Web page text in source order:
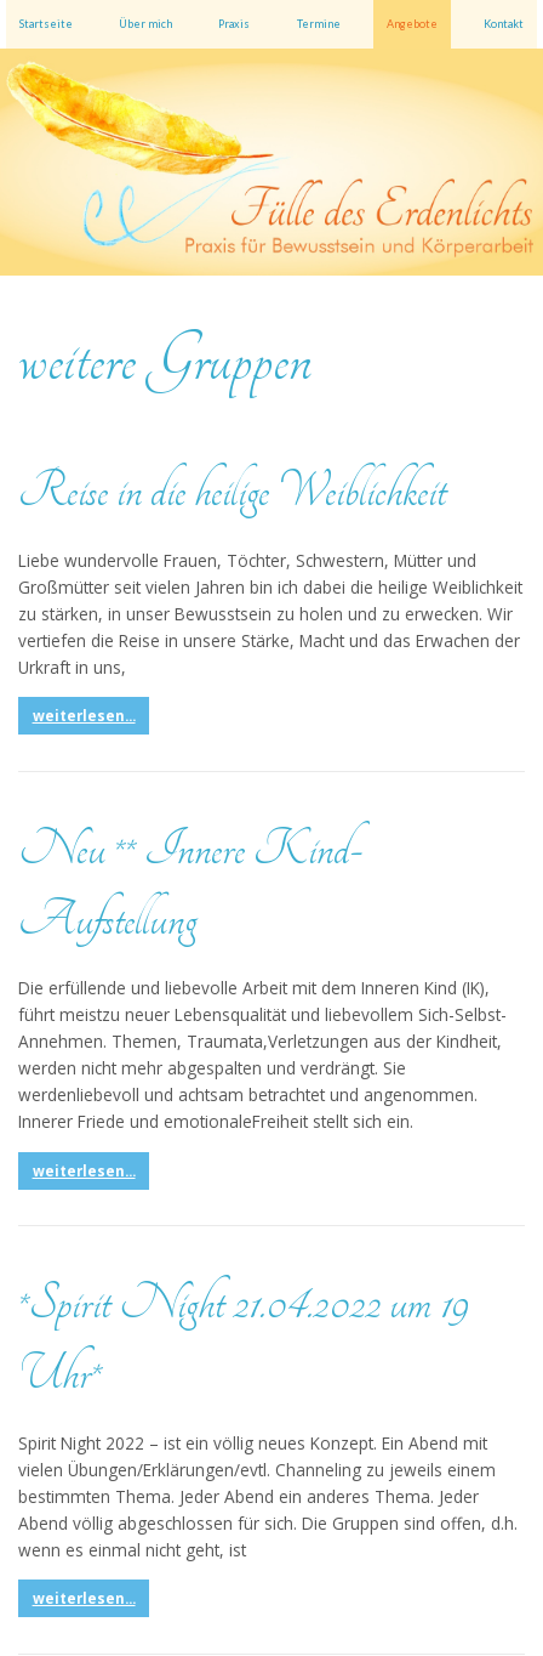
Startseite Über mich Praxis Termine Angebote Kontakt
weitere Gruppen
Reise in die heilige Weiblichkeit
Liebe wundervolle Frauen, Töchter, Schwestern, Mütter und
Großmütter seit vielen Jahren bin ich dabei die heilige Weiblichkeit
zu stärken, in unser Bewusstsein zu holen und zu erwecken. Wir
vertiefen die Reise in unsere Stärke, Macht und das Erwachen der
Urkraft in uns,
weiterlesen...
Neu ** Innere Kind-
Aufstellung
Die erfüllende und liebevolle Arbeit mit dem Inneren Kind (IK),
führt meistzu neuer Lebensqualität und liebevollem Sich-Selbst-
Annehmen. Themen, Traumata,Verletzungen aus der Kindheit,
werden nicht mehr abgespalten und verdrängt. Sie
werdenliebevoll und achtsam betrachtet und angenommen.
Innerer Friede und emotionaleFreiheit stellt sich ein.
weiterlesen...
*Spirit Night 21.04.2022 um 19
Uhr*
Spirit Night 2022 – ist ein völlig neues Konzept. Ein Abend mit
vielen Übungen/Erklärungen/evtl. Channeling zu jeweils einem
bestimmten Thema. Jeder Abend ein anderes Thema. Jeder
Abend völlig abgeschlossen für sich. Die Gruppen sind offen, d.h.
wenn es einmal nicht geht, ist
weiterlesen...